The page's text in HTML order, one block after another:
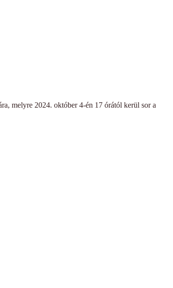
melyre 2024. október 4-én 17 órától kerül sor a